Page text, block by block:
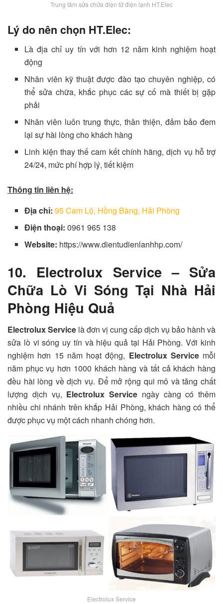
Trung tâm sửa chữa điện tử điện lạnh HT.Elec
Lý do nên chọn HT.Elec:
Là địa chỉ uy tín với hơn 12 năm kinh nghiệm hoạt
động
Nhân viên kỹ thuật được đào tạo chuyên nghiệp, có
thể sửa chữa, khắc phục các sự cố mà thiết bị gặp
phải
Nhân viên luôn trung thực, thân thiện, đảm bảo đem
lại sự hài lòng cho khách hàng
Linh kiện thay thế cam kết chính hãng, dịch vụ hỗ trợ
24/24, mức phí hợp lý, tiết kiệm
Thông tin liên hệ:
Địa chỉ:95 Cam Lộ, Hồng Bàng, Hải Phòng
Điện thoại:0961 965 138
Website: https://www.dientudienlanhhp.com/
10. Electrolux Service – Sửa
Chữa Lò Vi Sóng Tại Nhà Hải
Phòng Hiệu Quả
Electrolux Service là đơn vị cung cấp dịch vụ bảo hành và
sửa lò vi sóng uy tín và hiệu quả tại Hải Phòng. Với kinh
nghiệm hơn 15 năm hoạt động, Electrolux Servicemỗi
năm phục vụ hơn 1000 khách hàng và tất cả khách hàng
đều hài lòng về dịch vụ. Để mở rộng qui mô và tăng chất
lượng dịch vụ, Electrolux Service ngày càng có thêm
nhiều chi nhánh trên khắp Hải Phòng, khách hàng có thể
được phục vụ một cách nhanh chóng hơn.
Electrolux Service